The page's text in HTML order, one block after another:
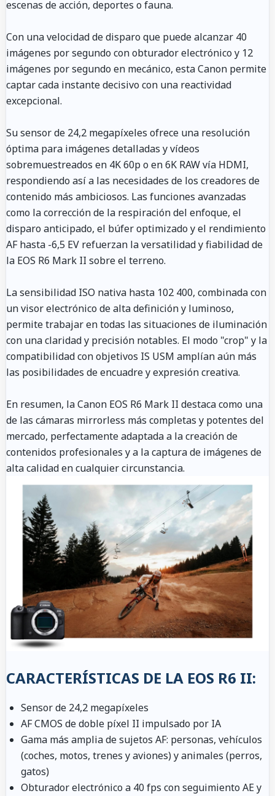
escenas de acción, deportes o fauna.
Con una velocidad de disparo que puede alcanzar 40
imágenes por segundo con obturador electrónico y 12
imágenes por segundo en mecánico, esta Canon permite
captar cada instante decisivo con una reactividad
excepcional.
Su sensor de 24,2 megapíxeles ofrece una resolución
óptima para imágenes detalladas y vídeos
sobremuestreados en 4K 60p o en 6K RAW vía HDMI,
respondiendo así a las necesidades de los creadores de
contenido más ambiciosos. Las funciones avanzadas
como la corrección de la respiración del enfoque, el
disparo anticipado, el búfer optimizado y el rendimiento
AF hasta -6,5 EV refuerzan la versatilidad y fiabilidad de
la EOS R6 Mark II sobre el terreno.
La sensibilidad ISO nativa hasta 102 400, combinada con
un visor electrónico de alta definición y luminoso,
permite trabajar en todas las situaciones de iluminación
con una claridad y precisión notables. El modo "crop" y la
compatibilidad con objetivos IS USM amplían aún más
las posibilidades de encuadre y expresión creativa.
En resumen, la Canon EOS R6 Mark II destaca como una
de las cámaras mirrorless más completas y potentes del
mercado, perfectamente adaptada a la creación de
contenidos profesionales y a la captura de imágenes de
alta calidad en cualquier circunstancia.
CARACTERÍSTICAS DE LA EOS R6 II:
Sensor de 24,2 megapíxeles
AF CMOS de doble píxel II impulsado por IA
Gama más amplia de sujetos AF: personas, vehículos
(coches, motos, trenes y aviones) y animales (perros,
gatos)
Obturador electrónico a 40 fps con seguimiento AE y